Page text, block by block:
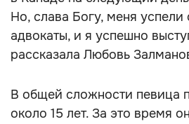
Но, слава Богу, меня успели
адвокаты, и я успешно
рассказала Любовь
В общей сложности
около 15 лет. За это время